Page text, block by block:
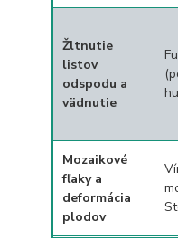
Žltnutie
listov
odspodu a
vädnutie
Mozaikové
fľaky a
deformácia
plodov